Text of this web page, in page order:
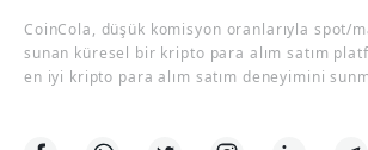
CoinCola, düşük komisyon oranlarıyla
sunan küresel bir kripto para alım satım
en iyi kripto para alım satım deneyimini